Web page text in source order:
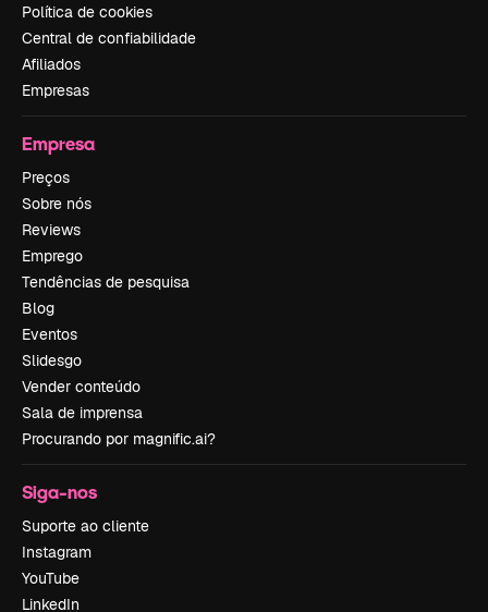
Política de cookies
Central de confiabilidade
Afiliados
Empresas
Empresa
Preços
Sobre nós
Reviews
Emprego
Tendências de pesquisa
Blog
Eventos
Slidesgo
Vender conteúdo
Sala de imprensa
Procurando por magnific.ai?
Siga-nos
Suporte ao cliente
Instagram
YouTube
LinkedIn